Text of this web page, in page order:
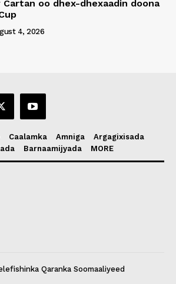
Cartan oo dhex-dhexaadin doona
4, 2026
Caalamka Amniga
Argagixisada
Barnaamijyada MORE
Qaranka Soomaaliyeed